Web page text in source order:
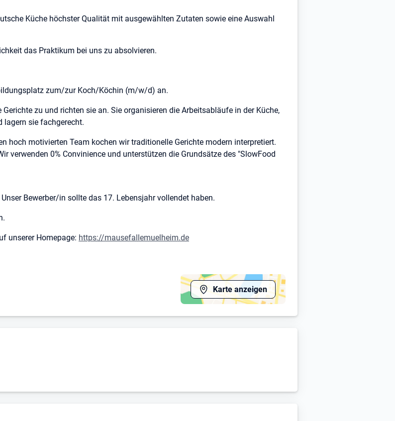
Küche höchster Qualität mit ausgewählten Zutaten sowie eine Auswahl
das Praktikum bei uns zu absolvieren.
zum/zur Koch/Köchin (m/w/d) an.
zu und richten sie an. Sie organisieren die Arbeitsabläufe in der Küche,
lagern sie fachgerecht.
hoch motivierten Team kochen wir traditionelle Gerichte modern interpretiert.
verwenden 0% Convinience und unterstützen die Grundsätze des "SlowFood
Bewerber/in sollte das 17. Lebensjahr vollendet haben.
unserer Homepage: https://mausefallemuelheim.de
Karte anzeigen
Mausefalle